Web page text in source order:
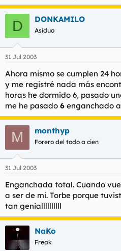
D DONKAMILO
Asiduo
31 Jul 2003
Ahora mismo se cumplen 24
y me registré nada más
horas he dormido 6, pasado
me he pasado 6 enganchado
M monthyp
Forero del todo a cien
31 Jul 2003
Enganchada total. Cuando
a ser de mi. Torbe porque
tan geniallllllllll
NaKo
Freak